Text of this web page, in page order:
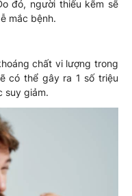
đó, người thiếu kẽm sẽ
mắc bệnh.
chất vi lượng trong
có thể gây ra 1 số triệu
suy giảm.